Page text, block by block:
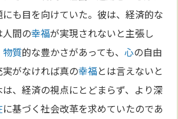
も目を向けていた。彼は、経済的な
人間の幸福が実現されないと主張し
物質的な豊かさがあっても、心の自由
実がなければ真の幸福とは言えないと
、経済の視点にとどまらず、より深
に基づく社会改革を求めていたのであ